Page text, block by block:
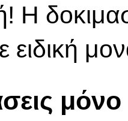
Η
ειδική
μόνο